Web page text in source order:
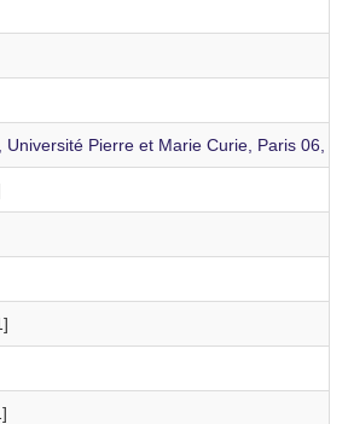
Pierre et Marie Curie, Paris 06,